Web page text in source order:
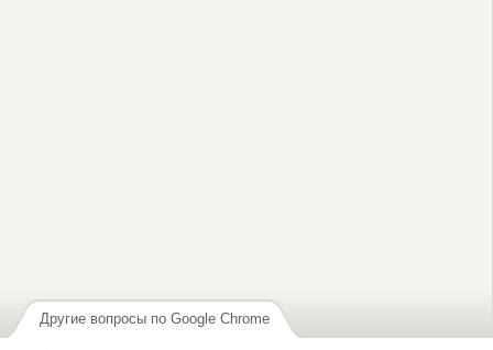
Другие вопросы по Google Chrome